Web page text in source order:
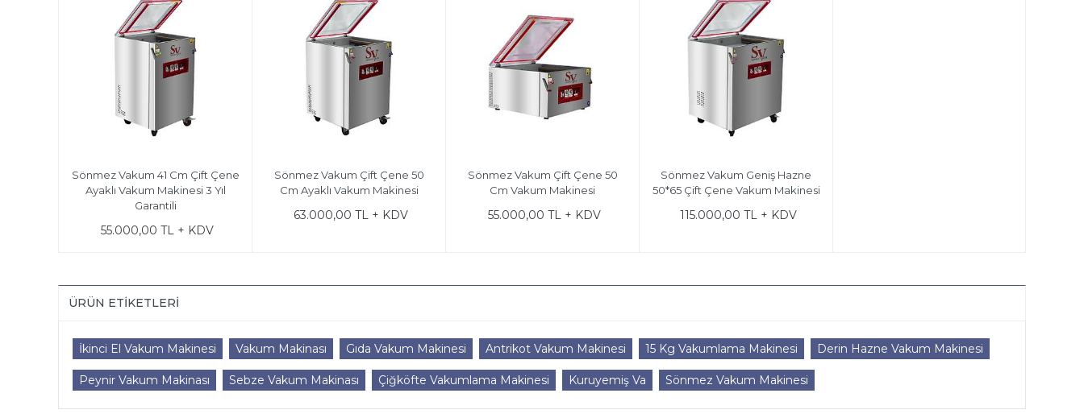
Sönmez Vakum 41 Cm Çift Çene
Ayaklı Vakum Makinesi 3 Yıl
Garantili
55.000,00 TL + KDV
Sönmez Vakum Çift Çene 50
Cm Ayaklı Vakum Makinesi
63.000,00 TL + KDV
Sönmez Vakum Çift Çene 50
Cm Vakum Makinesi
55.000,00 TL + KDV
Sönmez Vakum Geniş Hazne
50*65 Çift Çene Vakum Makinesi
115.000,00 TL + KDV
ÜRÜN ETIKETLERI
İkinci El Vakum Makinesi Vakum Makinası Gıda Vakum Makinesi Antrikot Vakum Makinesi 15 Kg Vakumlama Makinesi Derin Hazne Vakum Makinesi
Peynir Vakum Makinası Sebze Vakum Makinası Çiğköfte Vakumlama Makinesi Kuruyemiş Va Sönmez Vakum Makinesi